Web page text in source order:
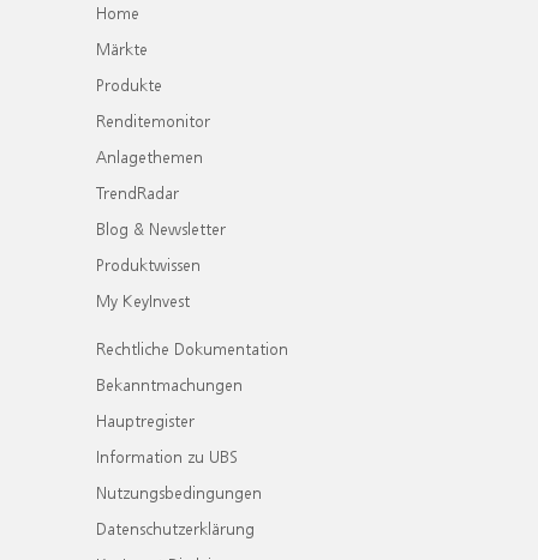
Home
Märkte
Produkte
Renditemonitor
Anlagethemen
TrendRadar
Blog & Newsletter
Produktwissen
My KeyInvest
Rechtliche Dokumentation
Bekanntmachungen
Hauptregister
Information zu UBS
Nutzungsbedingungen
Datenschutzerklärung